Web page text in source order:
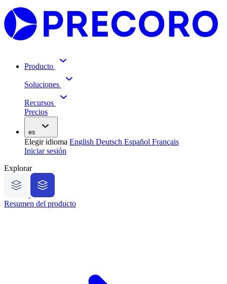
Producto
Soluciones
Recursos
Precios
es
Elegir idioma English Deutsch Español Français
Iniciar sesión
Explorar
Resumen del producto